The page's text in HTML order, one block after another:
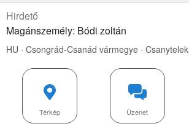
Hirdető
Magánszemély: Bódi zoltán
HU · Csongrád-Csanád vármegye · Csanytelek
Üzenet
Térkép